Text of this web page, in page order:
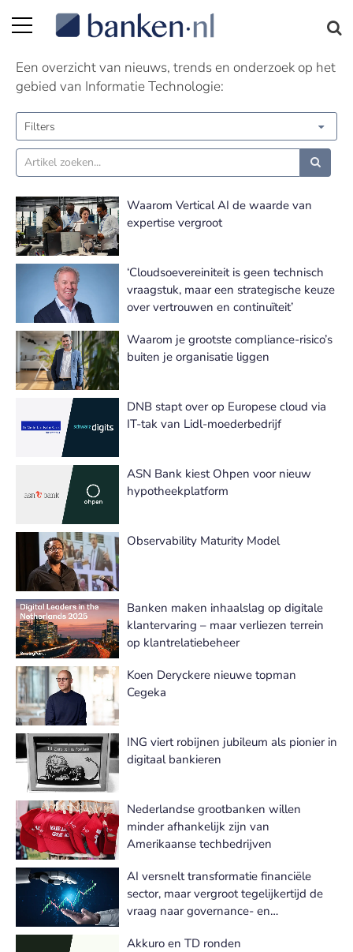
Informatie Technologie nieuws
Een overzicht van nieuws, trends en onderzoek op het
gebied van Informatie Technologie:
Filters
Waarom Vertical AI de waarde van
expertise vergroot
‘Cloudsoevereiniteit is geen technisch
vraagstuk, maar een strategische keuze
over vertrouwen en continuïteit’
Waarom je grootste compliance-risico’s
buiten je organisatie liggen
DNB stapt over op Europese cloud via
IT-tak van Lidl-moederbedrijf
ASN Bank kiest Ohpen voor nieuw
hypotheekplatform
Observability Maturity Model
Banken maken inhaalslag op digitale
klantervaring – maar verliezen terrein
op klantrelatiebeheer
Koen Deryckere nieuwe topman
Cegeka
ING viert robijnen jubileum als pionier in
digitaal bankieren
Nederlandse grootbanken willen
minder afhankelijk zijn van
Amerikaanse techbedrijven
AI versnelt transformatie financiële
sector, maar vergroot tegelijkertijd de
vraag naar governance- en
Akkuro en TD ronden